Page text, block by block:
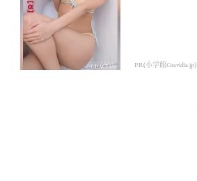
PR(小学館Gravidia.jp)